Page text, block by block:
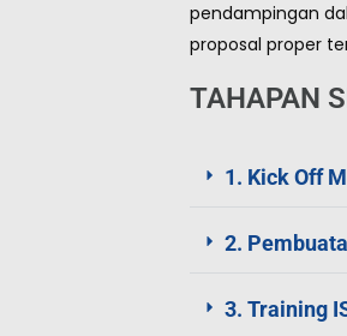
pendampingan
proposal proper
TAHAPAN
1. Kick Off
2.
3. Training